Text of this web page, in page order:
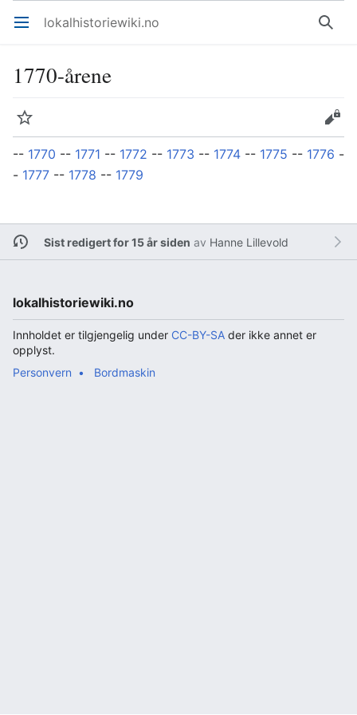
Åpne hovedmenyen lokalhistoriewiki.no Søk
1770-årene
Overvåk
Rediger
-- 1770 -- 1771 -- 1772 -- 1773 -- 1774 -- 1775 -- 1776 -
- 1777 -- 1778 -- 1779
Sist redigert for 15 år siden av Hanne Lillevold
lokalhistoriewiki.no
Innholdet er tilgjengelig under CC-BY-SA der ikke annet er
opplyst.
Personvern
Bordmaskin